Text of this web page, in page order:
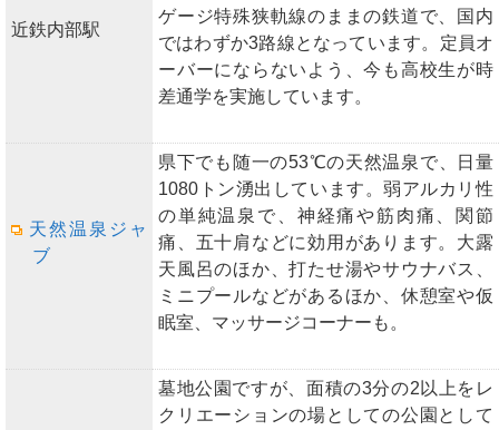
近鉄内部駅
ゲージ特殊狭軌線のままの鉄道で、国内
ではわずか3路線となっています。定員オ
ーバーにならないよう、今も高校生が時
差通学を実施しています。
天然温泉ジャ
ブ
県下でも随一の53℃の天然温泉で、日量
1080トン湧出しています。弱アルカリ性
の単純温泉で、神経痛や筋肉痛、関節
痛、五十肩などに効用があります。大露
天風呂のほか、打たせ湯やサウナバス、
ミニプールなどがあるほか、休憩室や仮
眠室、マッサージコーナーも。
墓地公園ですが、面積の3分の2以上をレ
クリエーションの場としての公園として